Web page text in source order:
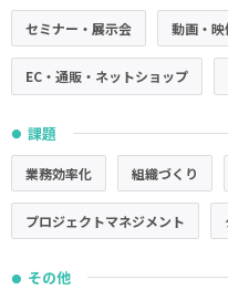
セミナー・展示会 動画・
EC・通販・ネットショップ
● 課題
業務効率化 組織づくり
プロジェクトマネジメント
● その他